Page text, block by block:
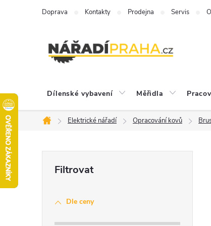
Doprava Kontakty Prodejna Servis
Dílenské vybavení Měřidla
Domů
Elektrické nářadí Opracování kovů
Dle ceny